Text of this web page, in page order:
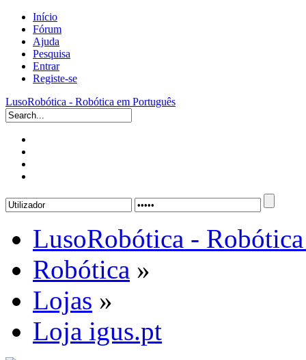
Início
Fórum
Ajuda
Pesquisa
Entrar
Registe-se
LusoRobótica - Robótica em Português
LusoRobótica -
Robótica »
Lojas »
Loja igus.pt